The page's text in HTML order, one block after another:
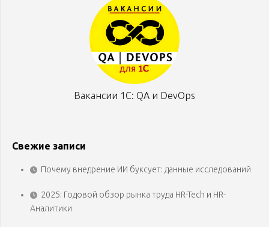
Вакансии 1С: QA и DevOps
Свежие записи
Почему внедрение ИИ буксует: данные исследований
2025: Годовой обзор рынка труда HR-Tech и HR-
Аналитики